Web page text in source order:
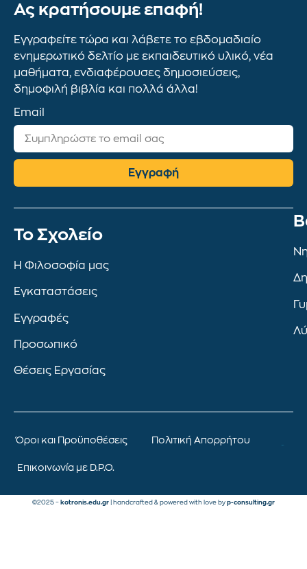
Ας κρατήσουμε επαφή!
Εγγραφείτε τώρα και λάβετε το εβδομαδιαίο
ενημερωτικό δελτίο με εκπαιδευτικό υλικό, νέα
μαθήματα, ενδιαφέρουσες δημοσιεύσεις,
δημοφιλή βιβλία και πολλά άλλα!
Email
Εγγραφή
To Σχολείο
Η Φιλοσοφία μας
Εγκαταστάσεις
Εγγραφές
Προσωπικό
Θέσεις Εργασίας
Όροι και Προϋποθέσεις Πολιτική Απορρήτου
Επικοινωνία με D.P.O.
©2025 – kotronis.edu.gr | handcrafted & powered with love by p-consulting.gr